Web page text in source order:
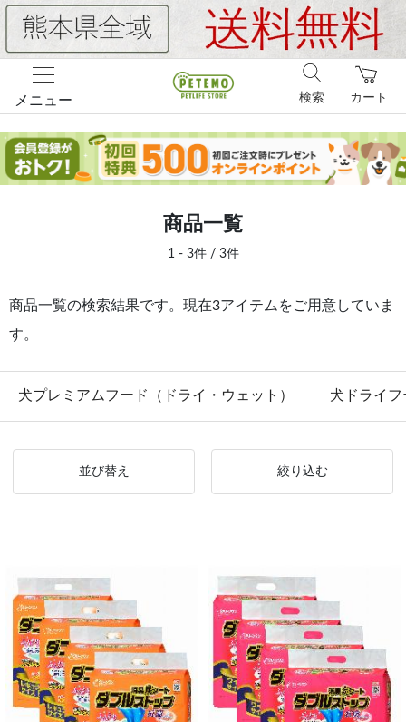
メニュー カート
検索
商品一覧
1 - 3件 / 3件
商品一覧の検索結果です。現在3アイテムをご用意していま
す。
犬プレミアムフード（ドライ・ウェット） 犬ドライフ
並び替え 絞り込む